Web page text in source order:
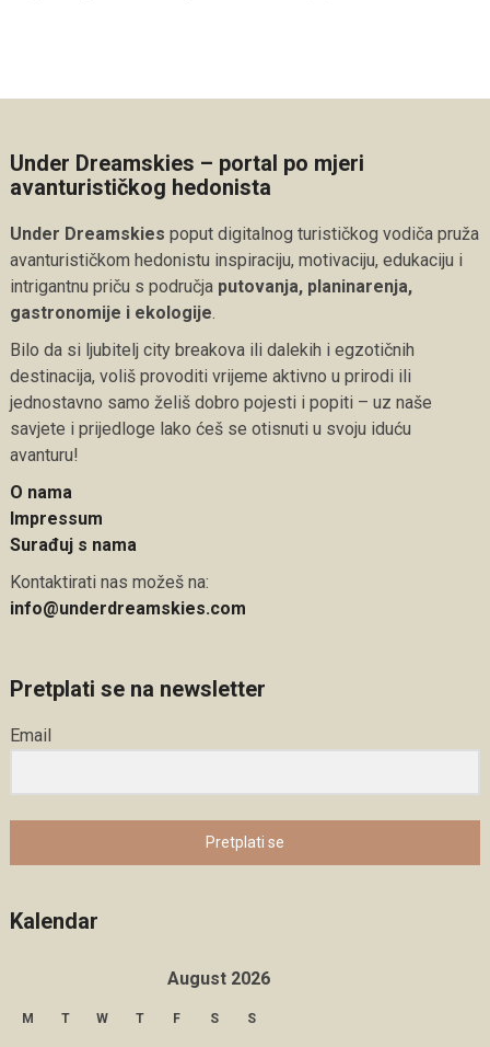
Under Dreamskies – portal po mjeri
avanturističkog hedonista
Under Dreamskies poput digitalnog turističkog vodiča pruža
avanturističkom hedonistu inspiraciju, motivaciju, edukaciju i
intrigantnu priču s područja putovanja, planinarenja,
gastronomije i ekologije.
Bilo da si ljubitelj city breakova ili dalekih i egzotičnih
destinacija, voliš provoditi vrijeme aktivno u prirodi ili
jednostavno samo želiš dobro pojesti i popiti – uz naše
savjete i prijedloge lako ćeš se otisnuti u svoju iduću
avanturu!
O nama
Impressum
Surađuj s nama
Kontaktirati nas možeš na:
info@underdreamskies.com
Pretplati se na newsletter
Email
Pretplati se
Kalendar
August 2026
M T W T F S S